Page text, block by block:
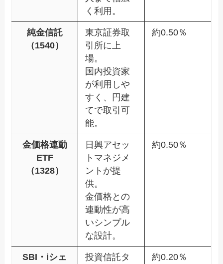
く利用。
純金信託
（1540）
東京証券取
引所に上
場。
国内投資家
が利用しや
すく、円建
てで取引可
能。
約0.50％
金価格連動
ETF
（1328）
日興アセッ
トマネジメ
ントが提
供。
金価格との
連動性が高
いシンプル
な設計。
約0.50％
SBI・iシェ
投資信託タ
約0.20％